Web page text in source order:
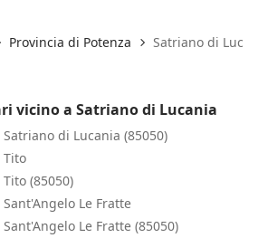
Provincia di Potenza Satriano di
vicino a Satriano di Lucania
di Lucania (85050)
(85050)
Le Fratte
Le Fratte (85050)